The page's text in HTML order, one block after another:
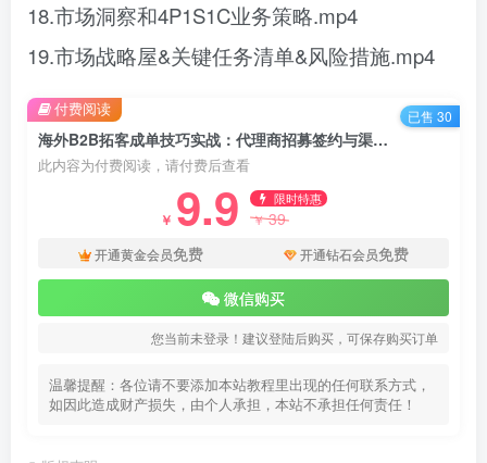
18.市场洞察和4P1S1C业务策略.mp4
19.市场战略屋&关键任务清单&风险措施.mp4
海外B2B拓客成单技巧实战：代理商招募签约与渠道管理SOP，从面试通关到领英开发客户
此内容为付费阅读，请付费后查看
￥ 9.9 限时特惠
￥39
开通黄金会员免费 开通钻石会员免费
微信购买
您当前未登录！建议登陆后购买，可保存购买订单
温馨提醒：各位请不要添加本站教程里出现的任何联系方式，
如因此造成财产损失，由个人承担，本站不承担任何责任！
付费阅读 已售 30